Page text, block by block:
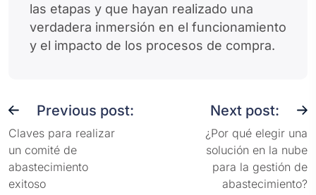
las etapas y que hayan realizado una
verdadera inmersión en el funcionamiento
y el impacto de los procesos de compra.
Previous post:
Claves para realizar
un comité de
abastecimiento
exitoso
Next post:
¿Por qué elegir una
solución en la nube
para la gestión de
abastecimiento?